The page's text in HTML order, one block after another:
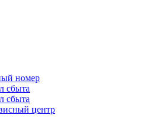
номер
сбыта
сбыта
центр